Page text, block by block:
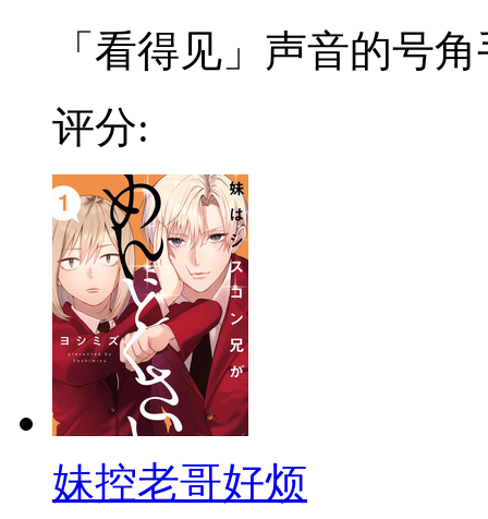
「看得见」声音的号
评分:
妹控老哥好烦